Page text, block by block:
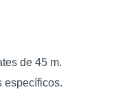
de 45 m.
específicos.